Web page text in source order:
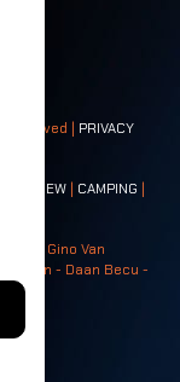
reserved | PRIVACY
CREW | CAMPING |
- Gino Van
- Daan Becu -